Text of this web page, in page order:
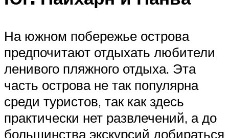
На южном побережье острова
предпочитают отдыхать любители
ленивого пляжного отдыха. Эта
часть острова не так популярна
среди туристов, так как здесь
практически нет развлечений, а до
большинства экскурсий добираться